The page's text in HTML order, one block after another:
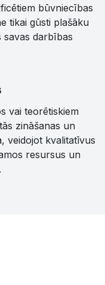
būvniecības
tikai gūsti plašāku
darbības
vai teorētiskiem
zināšanas un
veidojot kvalitatīvus
resursus un